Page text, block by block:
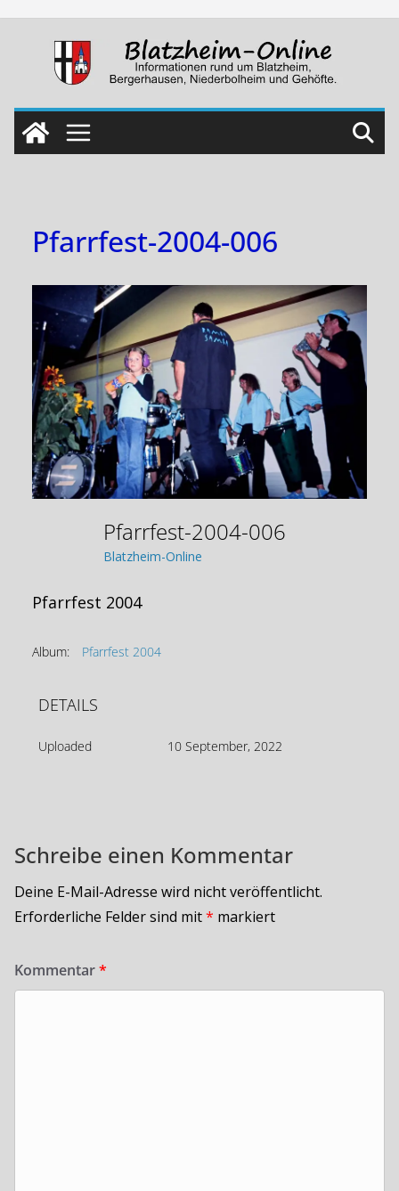
Skip
content
Pfarrfest-2004-006
Pfarrfest-2004-006
Blatzheim-Online
Pfarrfest 2004
Album: Pfarrfest 2004
DETAILS
Uploaded 10 September, 2022
Schreibe einen Kommentar
Deine E-Mail-Adresse wird nicht veröffentlicht.
Erforderliche Felder sind mit* markiert
Kommentar*